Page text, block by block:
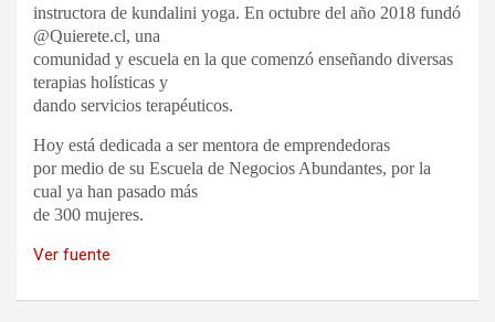
instructora de kundalini yoga. En octubre del año 2018 fundó
@Quierete.cl, una
comunidad y escuela en la que comenzó enseñando diversas
terapias holísticas y
dando servicios terapéuticos.
Hoy está dedicada a ser mentora de emprendedoras
por medio de su Escuela de Negocios Abundantes, por la
cual ya han pasado más
de 300 mujeres.
Ver fuente